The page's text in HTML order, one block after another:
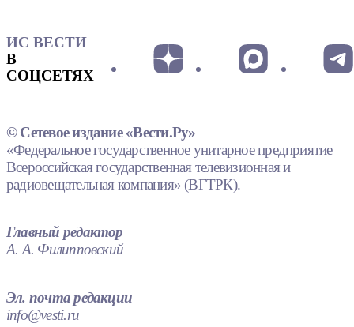
ИС ВЕСТИ
В
СОЦСЕТЯХ
© Сетевое издание «Вести.Ру»
«Федеральное государственное унитарное предприятие
Всероссийская государственная телевизионная и
радиовещательная компания» (ВГТРК).
Главный редактор
А. А. Филипповский
Эл. почта редакции
info@vesti.ru